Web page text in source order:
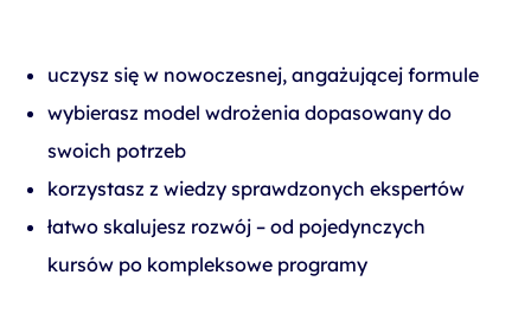
uczysz się w nowoczesnej, angażującej formule
wybierasz model wdrożenia dopasowany do
swoich potrzeb
korzystasz z wiedzy sprawdzonych ekspertów
łatwo skalujesz rozwój – od pojedynczych
kursów po kompleksowe programy